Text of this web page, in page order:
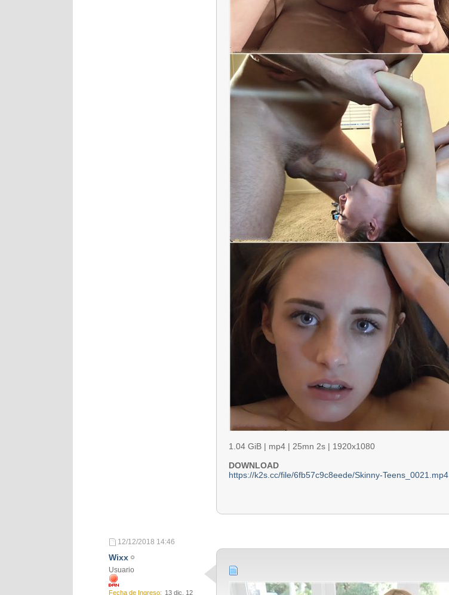
1.04 GiB | mp4 | 25mn 2s | 1920x1080
DOWNLOAD
https://k2s.cc/file/6fb57c9c8eede/Skinny-Teens_0021.mp4
12/12/2018 14:46
Wixx
Usuario
Fecha de Ingreso 13 dic, 12